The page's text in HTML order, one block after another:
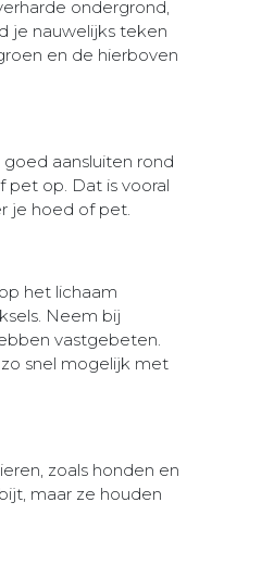
ondergrond,
je nauwelijks teken
en de hierboven
aansluiten rond
pet op. Dat is vooral
je hoed of pet.
het lichaam
Neem bij
vastgebeten.
snel mogelijk met
zoals honden en
maar ze houden